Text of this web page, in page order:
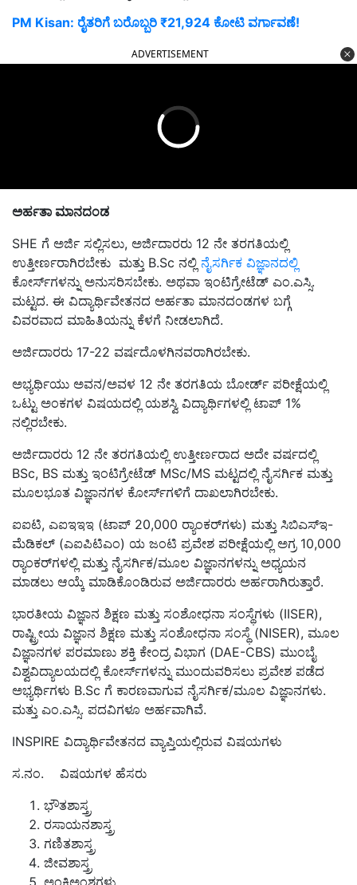
PM Kisan: ರೈತರಿಗೆ ಬರೊಬ್ಬರಿ ₹21,924 ಕೋಟಿ ವರ್ಗಾವಣೆ!
ADVERTISEMENT
ಅರ್ಹತಾ ಮಾನದಂಡ
SHE ಗೆ ಅರ್ಜಿ ಸಲ್ಲಿಸಲು, ಅರ್ಜಿದಾರರು 12 ನೇ ತರಗತಿಯಲ್ಲಿ
ಉತ್ತೀರ್ಣರಾಗಿರಬೇಕು ಮತ್ತು B.Sc ನಲ್ಲಿ ನೈಸರ್ಗಿಕ ವಿಜ್ಞಾನದಲ್ಲಿ
ಕೋರ್ಸ್‌ಗಳನ್ನು ಅನುಸರಿಸಬೇಕು. ಅಥವಾ ಇಂಟಿಗ್ರೇಟೆಡ್ ಎಂ.ಎಸ್ಸಿ.
ಮಟ್ಟದ. ಈ ವಿದ್ಯಾರ್ಥಿವೇತನದ ಅರ್ಹತಾ ಮಾನದಂಡಗಳ ಬಗ್ಗೆ
ವಿವರವಾದ ಮಾಹಿತಿಯನ್ನು ಕೆಳಗೆ ನೀಡಲಾಗಿದೆ.
ಅರ್ಜಿದಾರರು 17-22 ವರ್ಷದೊಳಗಿನವರಾಗಿರಬೇಕು.
ಅಭ್ಯರ್ಥಿಯು ಅವನ/ಅವಳ 12 ನೇ ತರಗತಿಯ ಬೋರ್ಡ್ ಪರೀಕ್ಷೆಯಲ್ಲಿ
ಒಟ್ಟು ಅಂಕಗಳ ವಿಷಯದಲ್ಲಿ ಯಶಸ್ವಿ ವಿದ್ಯಾರ್ಥಿಗಳಲ್ಲಿ ಟಾಪ್ 1%
ನಲ್ಲಿರಬೇಕು.
ಅರ್ಜಿದಾರರು 12 ನೇ ತರಗತಿಯಲ್ಲಿ ಉತ್ತೀರ್ಣರಾದ ಅದೇ ವರ್ಷದಲ್ಲಿ
BSc, BS ಮತ್ತು ಇಂಟಿಗ್ರೇಟೆಡ್ MSc/MS ಮಟ್ಟದಲ್ಲಿ ನೈಸರ್ಗಿಕ ಮತ್ತು
ಮೂಲಭೂತ ವಿಜ್ಞಾನಗಳ ಕೋರ್ಸ್‌ಗಳಿಗೆ ದಾಖಲಾಗಿರಬೇಕು.
ಐಐಟಿ, ಎಐಇಇಇ (ಟಾಪ್ 20,000 ರ‍್ಯಾಂಕರ್‌ಗಳು) ಮತ್ತು ಸಿಬಿಎಸ್‌ಇ-
ಮೆಡಿಕಲ್ (ಎಐಪಿಟಿಎಂ) ಯ ಜಂಟಿ ಪ್ರವೇಶ ಪರೀಕ್ಷೆಯಲ್ಲಿ ಅಗ್ರ 10,000
ರ‍್ಯಾಂಕರ್‌ಗಳಲ್ಲಿ ಮತ್ತು ನೈಸರ್ಗಿಕ/ಮೂಲ ವಿಜ್ಞಾನಗಳನ್ನು ಅಧ್ಯಯನ
ಮಾಡಲು ಆಯ್ಕೆ ಮಾಡಿಕೊಂಡಿರುವ ಅರ್ಜಿದಾರರು ಅರ್ಹರಾಗಿರುತ್ತಾರೆ.
ಭಾರತೀಯ ವಿಜ್ಞಾನ ಶಿಕ್ಷಣ ಮತ್ತು ಸಂಶೋಧನಾ ಸಂಸ್ಥೆಗಳು (IISER),
ರಾಷ್ಟ್ರೀಯ ವಿಜ್ಞಾನ ಶಿಕ್ಷಣ ಮತ್ತು ಸಂಶೋಧನಾ ಸಂಸ್ಥೆ (NISER), ಮೂಲ
ವಿಜ್ಞಾನಗಳ ಪರಮಾಣು ಶಕ್ತಿ ಕೇಂದ್ರ ವಿಭಾಗ (DAE-CBS) ಮುಂಬೈ
ವಿಶ್ವವಿದ್ಯಾಲಯದಲ್ಲಿ ಕೋರ್ಸ್‌ಗಳನ್ನು ಮುಂದುವರಿಸಲು ಪ್ರವೇಶ ಪಡೆದ
ಅಭ್ಯರ್ಥಿಗಳು B.Sc ಗೆ ಕಾರಣವಾಗುವ ನೈಸರ್ಗಿಕ/ಮೂಲ ವಿಜ್ಞಾನಗಳು.
ಮತ್ತು ಎಂ.ಎಸ್ಸಿ. ಪದವಿಗಳೂ ಅರ್ಹವಾಗಿವೆ.
INSPIRE ವಿದ್ಯಾರ್ಥಿವೇತನದ ವ್ಯಾಪ್ತಿಯಲ್ಲಿರುವ ವಿಷಯಗಳು
ಸ.ನಂ. ವಿಷಯಗಳ ಹೆಸರು
ಭೌತಶಾಸ್ತ್ರ
ರಸಾಯನಶಾಸ್ತ್ರ
ಗಣಿತಶಾಸ್ತ್ರ
ಜೀವಶಾಸ್ತ್ರ